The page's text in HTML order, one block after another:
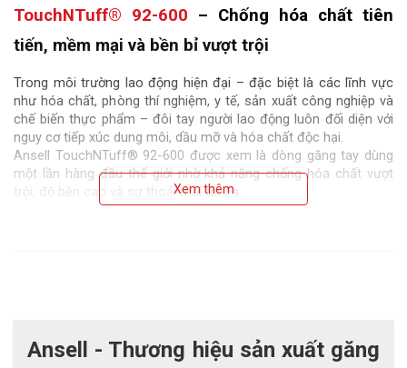
TouchNTuff® 92-600 – Chống hóa chất tiên
tiến, mềm mại và bền bỉ vượt trội
Trong môi trường lao động hiện đại – đặc biệt là các lĩnh vực
như hóa chất, phòng thí nghiệm, y tế, sản xuất công nghiệp và
chế biến thực phẩm – đôi tay người lao động luôn đối diện với
nguy cơ tiếp xúc dung môi, dầu mỡ và hóa chất độc hại.
Ansell TouchNTuff® 92-600 được xem là dòng găng tay dùng
một lần hàng đầu thế giới nhờ khả năng chống hóa chất vượt
trội, độ bền cao và sự thoải mái tối đa.
1. Giới thiệu về găng tay nitrile Ansell
TouchNTuff® 92-600
Xem thêm
Ansell - Thương hiệu sản xuất găng